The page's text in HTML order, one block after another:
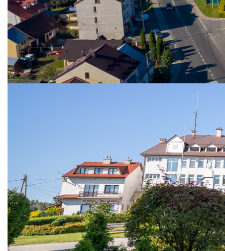
UG Opublikowano: 21 czerwiec 2024